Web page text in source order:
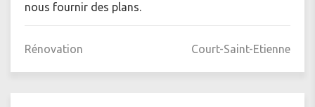
nous fournir des plans.
Rénovation Court-Saint-Etienne